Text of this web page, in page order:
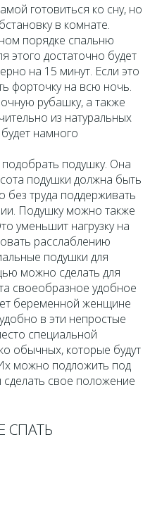
готовиться ко сну, но
в комнате.
порядке спальню
этого достаточно будет
на 15 минут. Если это
форточку на всю ночь.
рубашку, а также
из натуральных
намного
подушку. Она
подушки должна быть
труда поддерживать
Подушку можно также
уменьшит нагрузку на
расслаблению
подушки для
можно сделать для
своеобразное удобное
беременной женщине
в эти непростые
специальной
обычных, которые будут
можно подложить под
свое положение
СПАТЬ